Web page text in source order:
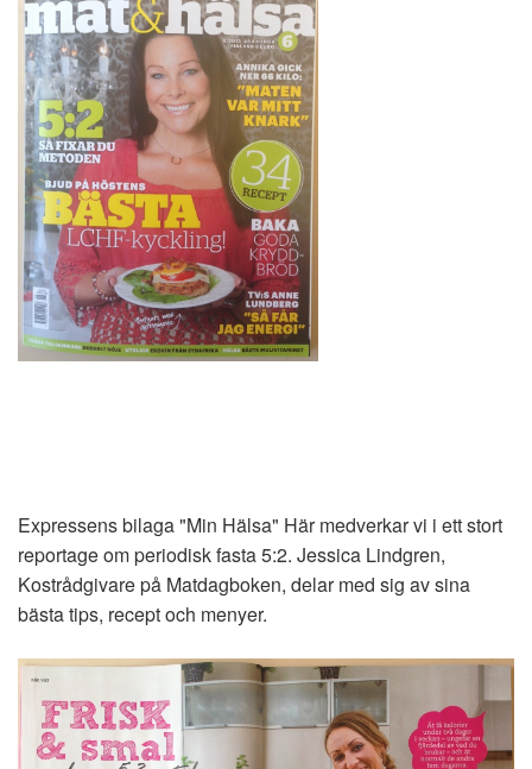
Expressens bilaga "Min Hälsa" Här medverkar vi i ett stort
reportage om periodisk fasta 5:2. Jessica Lindgren,
Kostrådgivare på Matdagboken, delar med sig av sina
bästa tips, recept och menyer.